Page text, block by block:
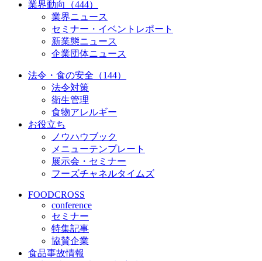
業界動向（444）
業界ニュース
セミナー・イベントレポート
新業態ニュース
企業団体ニュース
法令・食の安全（144）
法令対策
衛生管理
食物アレルギー
お役立ち
ノウハウブック
メニューテンプレート
展示会・セミナー
フーズチャネルタイムズ
FOODCROSS
conference
セミナー
特集記事
協賛企業
食品事故情報